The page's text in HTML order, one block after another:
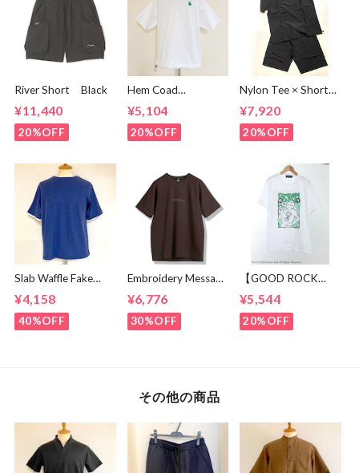
River Short Black
¥11,440
20%OFF
Hem Coad
shirts White /
Green
¥5,104
20%OFF
Nylon Tee × Shorts
¥7,920
20%OFF
Slab Waffle Fake
layered Roll Neck
Cut & Sewn Navy
¥4,158
40%OFF
Embroidery Message
Crew Neck T-
shirts Brown
¥6,776
30%OFF
【GOOD ROCK
SPEED】 GREEN
DAY “Kerplunk!”
Front & Back
Graphic T-Shirt
¥5,544
20%OFF
その他の商品